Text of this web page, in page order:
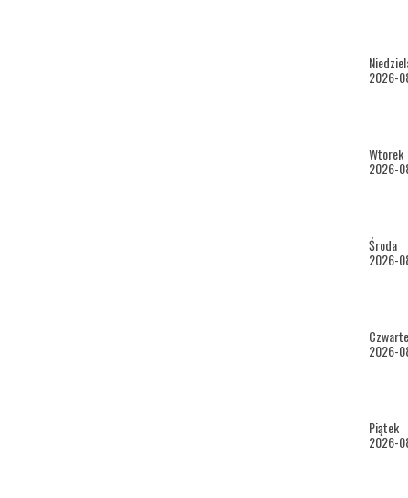
Bilet
•
•
•
•
•
•
(nie
2026-
Wtorek
2026-
Środa
2026-
2026-
Piątek
2026-